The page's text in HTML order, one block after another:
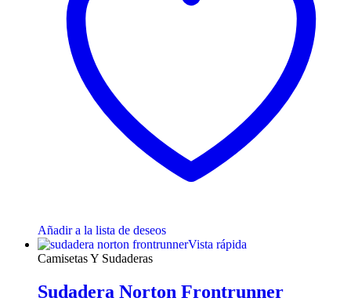
Añadir a la lista de deseos
Vista rápida
Camisetas Y Sudaderas
Sudadera Norton Frontrunner